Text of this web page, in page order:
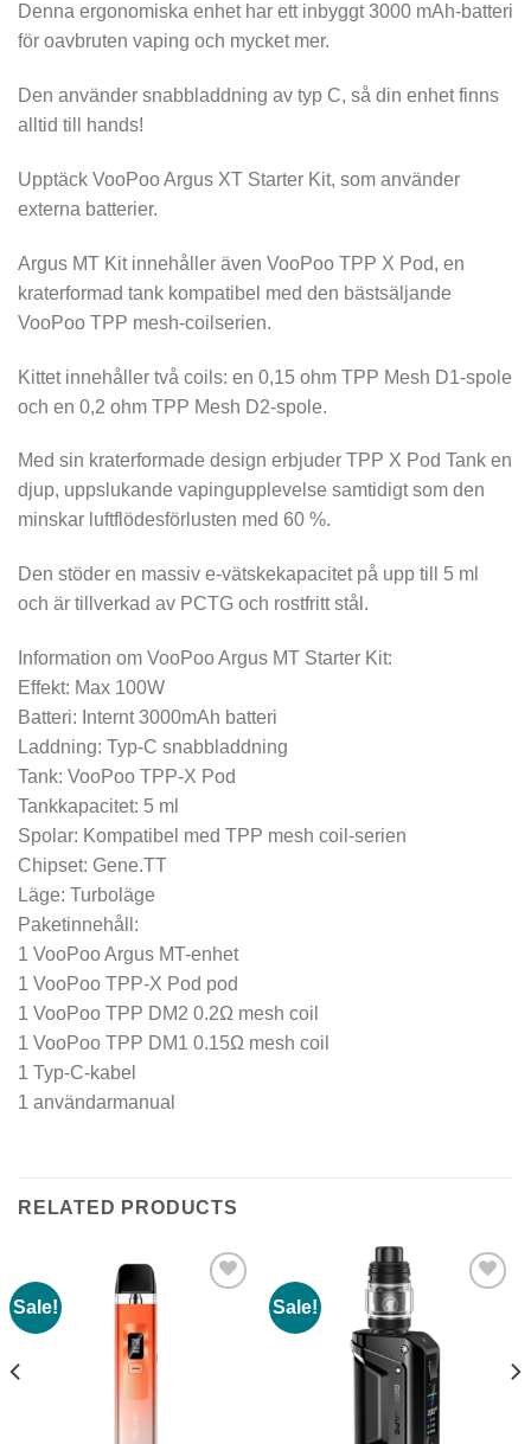
Denna ergonomiska enhet har ett inbyggt 3000 mAh-batteri
för oavbruten vaping och mycket mer.
Den använder snabbladdning av typ C, så din enhet finns
alltid till hands!
Upptäck VooPoo Argus XT Starter Kit, som använder
externa batterier.
Argus MT Kit innehåller även VooPoo TPP X Pod, en
kraterformad tank kompatibel med den bästsäljande
VooPoo TPP mesh-coilserien.
Kittet innehåller två coils: en 0,15 ohm TPP Mesh D1-spole
och en 0,2 ohm TPP Mesh D2-spole.
Med sin kraterformade design erbjuder TPP X Pod Tank en
djup, uppslukande vapingupplevelse samtidigt som den
minskar luftflödesförlusten med 60 %.
Den stöder en massiv e-vätskekapacitet på upp till 5 ml
och är tillverkad av PCTG och rostfritt stål.
Information om VooPoo Argus MT Starter Kit:
Effekt: Max 100W
Batteri: Internt 3000mAh batteri
Laddning: Typ-C snabbladdning
Tank: VooPoo TPP-X Pod
Tankkapacitet: 5 ml
Spolar: Kompatibel med TPP mesh coil-serien
Chipset: Gene.TT
Läge: Turboläge
Paketinnehåll:
1 VooPoo Argus MT-enhet
1 VooPoo TPP-X Pod pod
1 VooPoo TPP DM2 0.2Ω mesh coil
1 VooPoo TPP DM1 0.15Ω mesh coil
1 Typ-C-kabel
1 användarmanual
RELATED PRODUCTS
Sale! Sale!